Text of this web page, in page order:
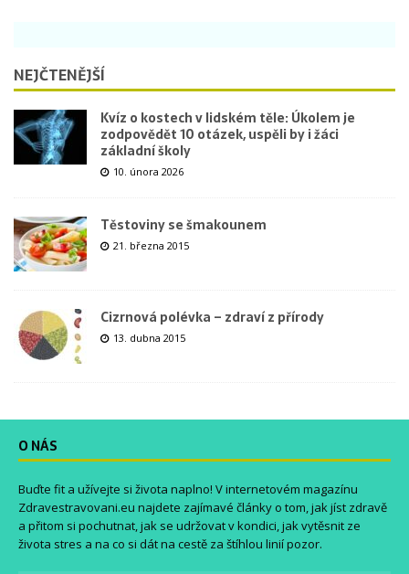
NEJČTENĚJŠÍ
Kvíz o kostech v lidském těle: Úkolem je
zodpovědět 10 otázek, uspěli by i žáci
základní školy
10. února 2026
Těstoviny se šmakounem
21. března 2015
Cizrnová polévka – zdraví z přírody
13. dubna 2015
O NÁS
Buďte fit a užívejte si života naplno! V internetovém magazínu
Zdravestravovani.eu najdete zajímavé články o tom, jak jíst zdravě
a přitom si pochutnat, jak se udržovat v kondici, jak vytěsnit ze
života stres a na co si dát na cestě za štíhlou linií pozor.